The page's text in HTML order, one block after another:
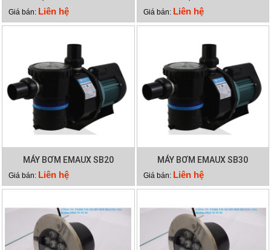
S600
Giá bán: Liên hệ
WATERCO S500
Giá bán: Liên hệ
MÁY BƠM EMAUX SB20
Giá bán: Liên hệ
MÁY BƠM EMAUX SB30
Giá bán: Liên hệ